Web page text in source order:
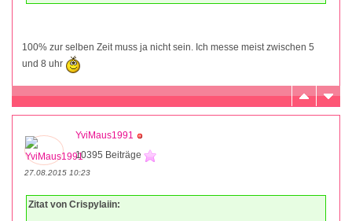
100% zur selben Zeit muss ja nicht sein. Ich messe meist zwischen 5
und 8 uhr
YviMaus1991
10395 Beiträge
27.08.2015 10:23
Zitat von Crispylaiin: